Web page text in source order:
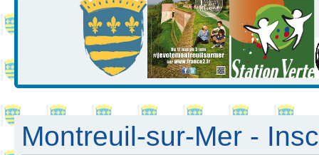
Montreuil-sur-Mer -